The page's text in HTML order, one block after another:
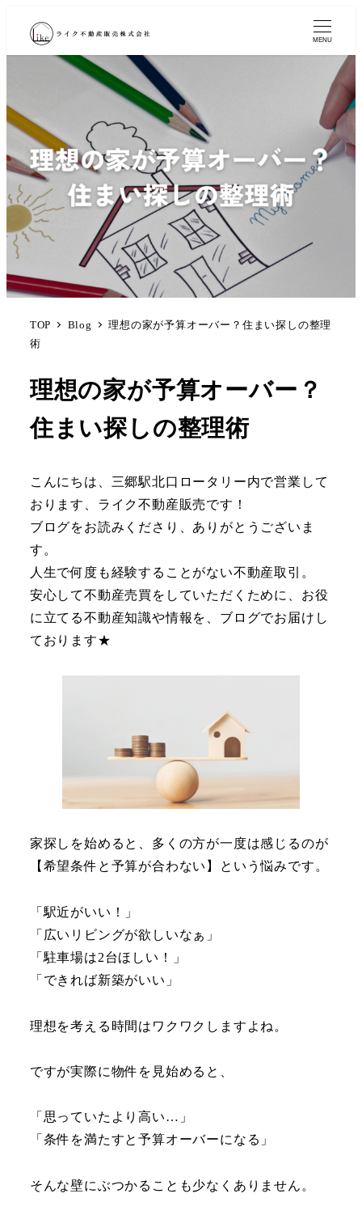
MENU
TOP Blog
理想の家が予算オーバー？住まい探しの整理
術
理想の家が予算オーバー？
住まい探しの整理術
こんにちは、三郷駅北口ロータリー内で営業して
おります、ライク不動産販売です！
ブログをお読みくださり、ありがとうございま
す。
人生で何度も経験することがない不動産取引。
安心して不動産売買をしていただくために、お役
に立てる不動産知識や情報を、ブログでお届けし
ております★
家探しを始めると、多くの方が一度は感じるのが
【希望条件と予算が合わない】という悩みです。
「駅近がいい！」
「広いリビングが欲しいなぁ」
「駐車場は2台ほしい！」
「できれば新築がいい」
理想を考える時間はワクワクしますよね。
ですが実際に物件を見始めると、
「思っていたより高い…」
「条件を満たすと予算オーバーになる」
そんな壁にぶつかることも少なくありません。